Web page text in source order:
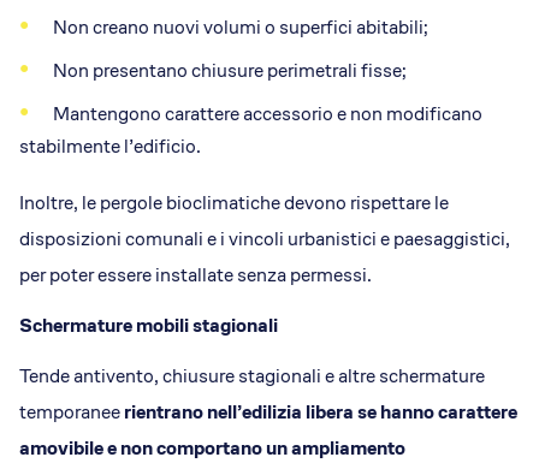
Non creano nuovi volumi o superfici abitabili;
Non presentano chiusure perimetrali fisse;
Mantengono carattere accessorio e non modificano
stabilmente l’edificio.
Inoltre, le pergole bioclimatiche devono rispettare le
disposizioni comunali e i vincoli urbanistici e paesaggistici,
per poter essere installate senza permessi.
Schermature mobili stagionali
Tende antivento, chiusure stagionali e altre schermature
temporaneerientrano nell’edilizia libera se hanno carattere
amovibile e non comportano un ampliamento